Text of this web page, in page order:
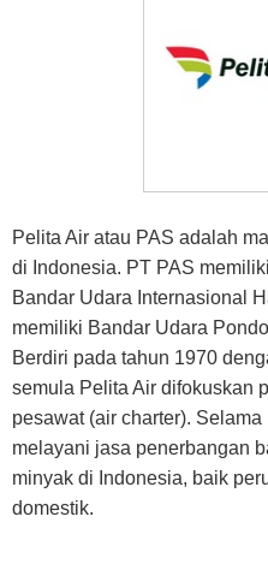
Pelita Air atau PAS adalah
di Indonesia. PT PAS
Bandar Udara Internasional
memiliki Bandar Udara
Berdiri pada tahun 1970
semula Pelita Air difokuskan
pesawat (air charter).
melayani jasa penerbangan
minyak di Indonesia, baik
domestik.